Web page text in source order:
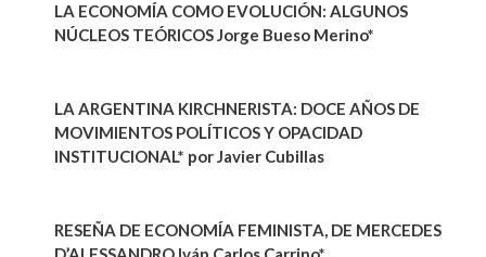
LA ECONOMÍA COMO EVOLUCIÓN: ALGUNOS
NÚCLEOS TEÓRICOS Jorge Bueso Merino*
LA ARGENTINA KIRCHNERISTA: DOCE AÑOS DE
MOVIMIENTOS POLÍTICOS Y OPACIDAD
INSTITUCIONAL* por Javier Cubillas
RESEÑA DE ECONOMÍA FEMINISTA, DE MERCEDES